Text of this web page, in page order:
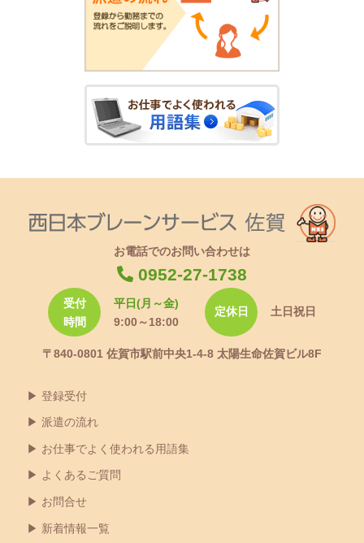
お電話でのお問い合わせは
0952-27-1738
受付
時間
平日(月～金)
9:00～18:00
定休日 土日祝日
〒840-0801 佐賀市駅前中央1-4-8 太陽生命佐賀ビル8F
登録受付
派遣の流れ
お仕事でよく使われる用語集
よくあるご質問
お問合せ
新着情報一覧